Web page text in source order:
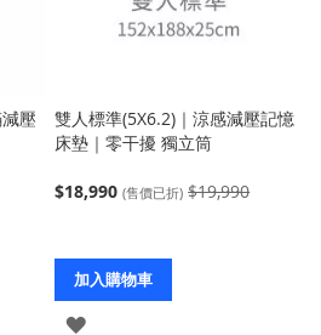
壓
雙人標準(5X6.2)｜涼感減壓記憶
床墊｜零干擾 獨立筒
$18,990 (售價已折) $19,990
加入購物車
登